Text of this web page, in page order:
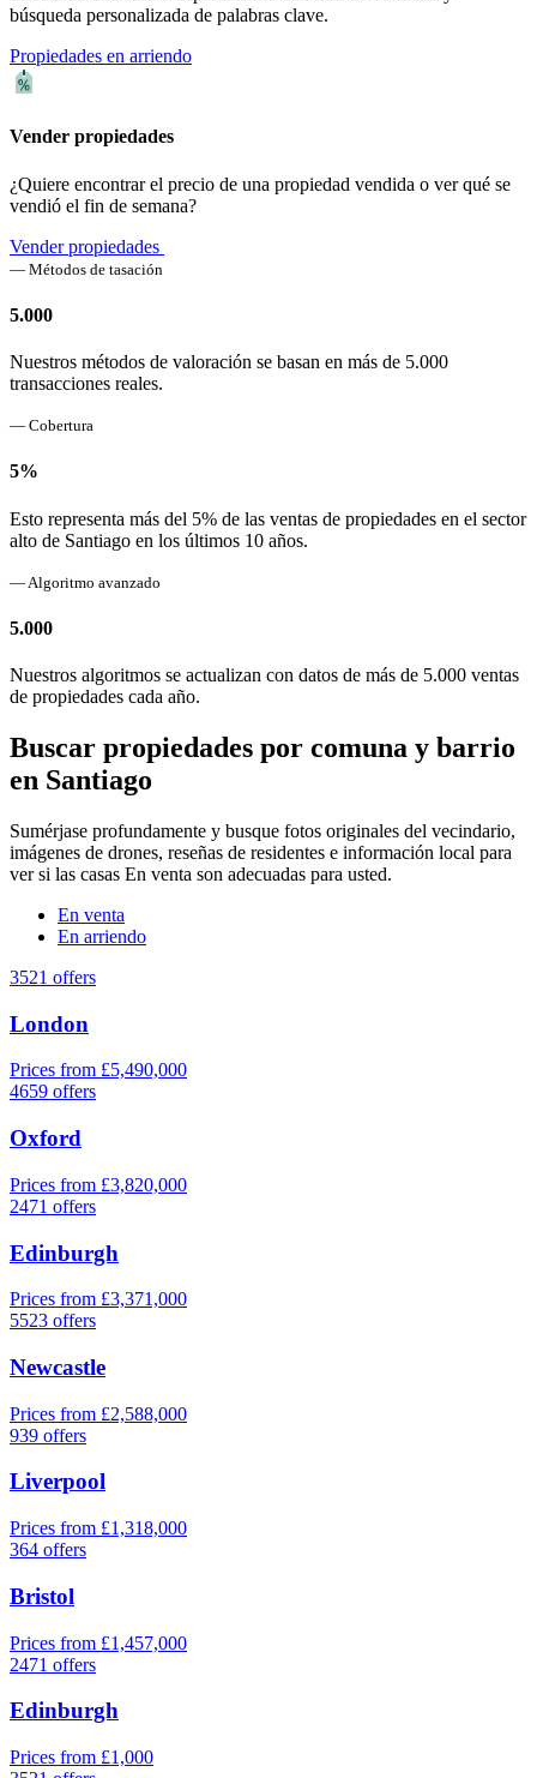
búsqueda personalizada de palabras clave.
Propiedades en arriendo
Vender propiedades
¿Quiere encontrar el precio de una propiedad vendida o ver qué se
vendió el fin de semana?
Vender propiedades
— Métodos de tasación
5.000
Nuestros métodos de valoración se basan en más de 5.000
transacciones reales.
— Cobertura
5%
Esto representa más del 5% de las ventas de propiedades en el sector
alto de Santiago en los últimos 10 años.
— Algoritmo avanzado
5.000
Nuestros algoritmos se actualizan con datos de más de 5.000 ventas
de propiedades cada año.
Buscar propiedades por comuna y barrio
en Santiago
Sumérjase profundamente y busque fotos originales del vecindario,
imágenes de drones, reseñas de residentes e información local para
ver si las casas En venta son adecuadas para usted.
En venta
En arriendo
3521 offers
London
Prices from £5,490,000
4659 offers
Oxford
Prices from £3,820,000
2471 offers
Edinburgh
Prices from £3,371,000
5523 offers
Newcastle
Prices from £2,588,000
939 offers
Liverpool
Prices from £1,318,000
364 offers
Bristol
Prices from £1,457,000
2471 offers
Edinburgh
Prices from £1,000